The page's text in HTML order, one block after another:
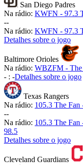
San Diego Padres
Na rádio: KWFN - 97.3
--
Na rádio: KWFN - 97.3
Detalhes sobre o jogo
Baltimore Orioles
Na rádio: WBZFM - The
- : -Detalhes sobre o jogo
Texas Rangers
Na rádio: 105.3 The
--
Na rádio: 105.3 The
98.5
Detalhes sobre o jogo
Cleveland Guardians